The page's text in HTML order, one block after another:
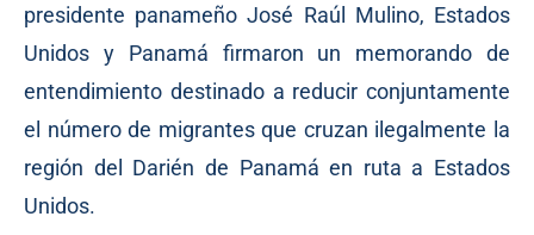
presidente panameño José Raúl Mulino, Estados
Unidos y Panamá firmaron un memorando de
entendimiento destinado a reducir conjuntamente
el número de migrantes que cruzan ilegalmente la
región del Darién de Panamá en ruta a Estados
Unidos.